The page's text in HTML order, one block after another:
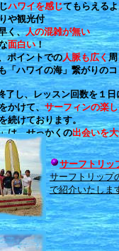
ハワイを感じてもらえる
や観光付
く、人の混雑が無い
面白い！
ポイントでの人脈も広く
「ハワイの海」繋がりの
了し、レッスン回数を１
けて、サーフィンの楽
けております。
、せっかくの出会いを
サーフトリッ
サーフトリップ
で紹介いたしま